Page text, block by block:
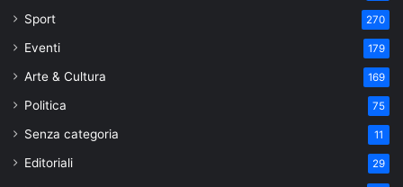
Sport 270
Eventi 179
Arte & Cultura 169
Politica 75
Senza categoria 11
Editoriali 29